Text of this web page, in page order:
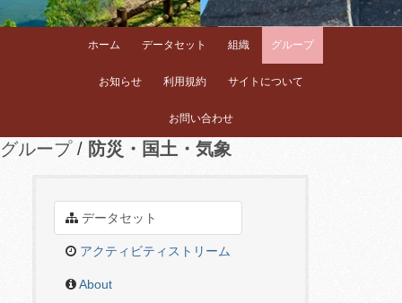
ホーム データセット 組織 グループ
お知らせ 利用規約 サイトについて
お問い合わせ
グループ 防災・国土・気象
データセット
アクティビティストリーム
About